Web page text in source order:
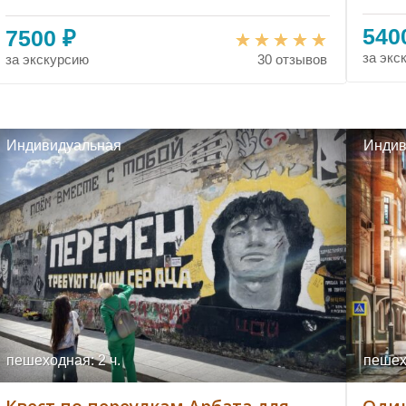
7500 ₽
за экскурсию 30 отзывов за
Индивидуальная
пешеходная: 2 ч.